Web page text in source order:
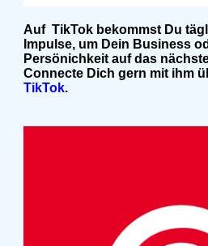
Auf TikTok bekommst Du
Impulse, um Dein Business
Persönichkeit auf das
Connecte Dich gern mit ihm
TikTok.